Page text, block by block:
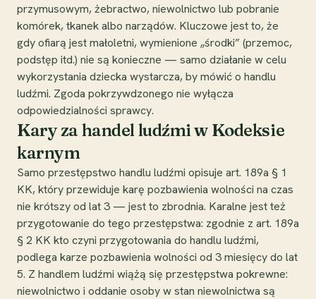
przymusowym, żebractwo, niewolnictwo lub pobranie
komórek, tkanek albo narządów. Kluczowe jest to, że
gdy ofiarą jest małoletni, wymienione „środki” (przemoc,
podstęp itd.) nie są konieczne — samo działanie w celu
wykorzystania dziecka wystarcza, by mówić o handlu
ludźmi. Zgoda pokrzywdzonego nie wyłącza
odpowiedzialności sprawcy.
Kary za handel ludźmi w Kodeksie
karnym
Samo przestępstwo handlu ludźmi opisuje art. 189a § 1
KK, który przewiduje karę pozbawienia wolności na czas
nie krótszy od lat 3 — jest to zbrodnia. Karalne jest też
przygotowanie do tego przestępstwa: zgodnie z art. 189a
§ 2 KK kto czyni przygotowania do handlu ludźmi,
podlega karze pozbawienia wolności od 3 miesięcy do lat
5. Z handlem ludźmi wiążą się przestępstwa pokrewne:
niewolnictwo i oddanie osoby w stan niewolnictwa są